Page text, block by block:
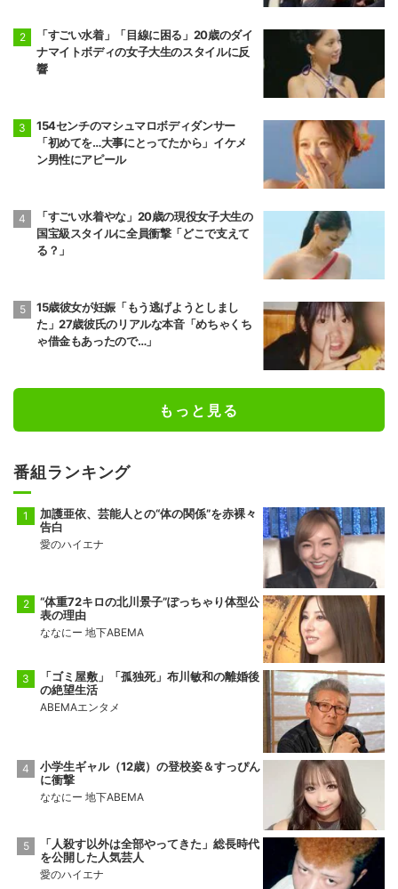
「すごい水着」「目線に困る」20歳のダイ
ナマイトボディの女子大生のスタイルに反
響
154センチのマシュマロボディダンサー
「初めてを…大事にとってたから」イケメ
ン男性にアピール
「すごい水着やな」20歳の現役女子大生の
国宝級スタイルに全員衝撃「どこで支えて
る？」
15歳彼女が妊娠「もう逃げようとしまし
た」27歳彼氏のリアルな本音「めちゃくち
ゃ借金もあったので…」
もっと見る
番組ランキング
加護亜依、芸能人との“体の関係”を赤裸々
告白
愛のハイエナ
“体重72キロの北川景子”ぽっちゃり体型公
表の理由
ななにー 地下ABEMA
「ゴミ屋敷」「孤独死」布川敏和の離婚後
の絶望生活
ABEMAエンタメ
小学生ギャル（12歳）の登校姿＆すっぴん
に衝撃
ななにー 地下ABEMA
「人殺す以外は全部やってきた」総長時代
を公開した人気芸人
愛のハイエナ